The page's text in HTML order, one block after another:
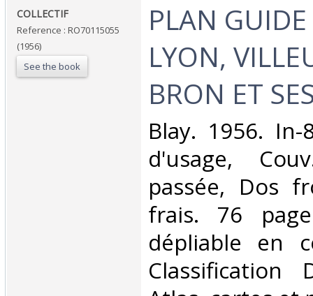
‎COLLECTIF‎
Reference : RO70115055
(1956)
See the book
‎PLAN
LYON,
BRON ET
‎Blay. 1956.
d'usage,
passée, Dos
frais. 76
dépliable en
Classification